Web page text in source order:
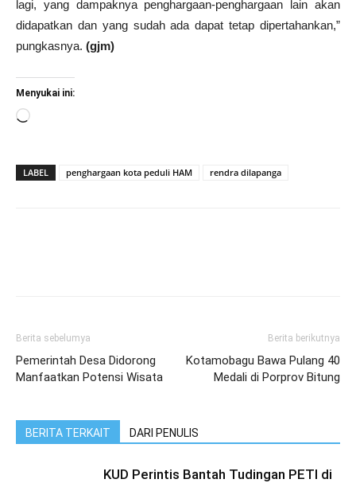
lagi, yang dampaknya penghargaan-penghargaan lain akan
didapatkan dan yang sudah ada dapat tetap dipertahankan,”
pungkasnya. (gjm)
Menyukai ini:
Memuat...
LABEL penghargaan kota peduli HAM rendra dilapanga
Berita sebelumya
Pemerintah Desa Didorong
Manfaatkan Potensi Wisata
Berita berikutnya
Kotamobagu Bawa Pulang 40
Medali di Porprov Bitung
BERITA TERKAIT DARI PENULIS
KUD Perintis Bantah Tudingan PETI di